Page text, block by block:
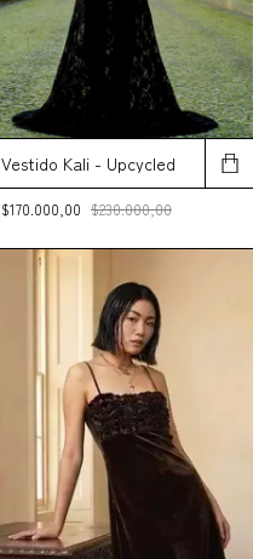
Vestido Kali - Upcycled
$170.000,00 $230.000,00